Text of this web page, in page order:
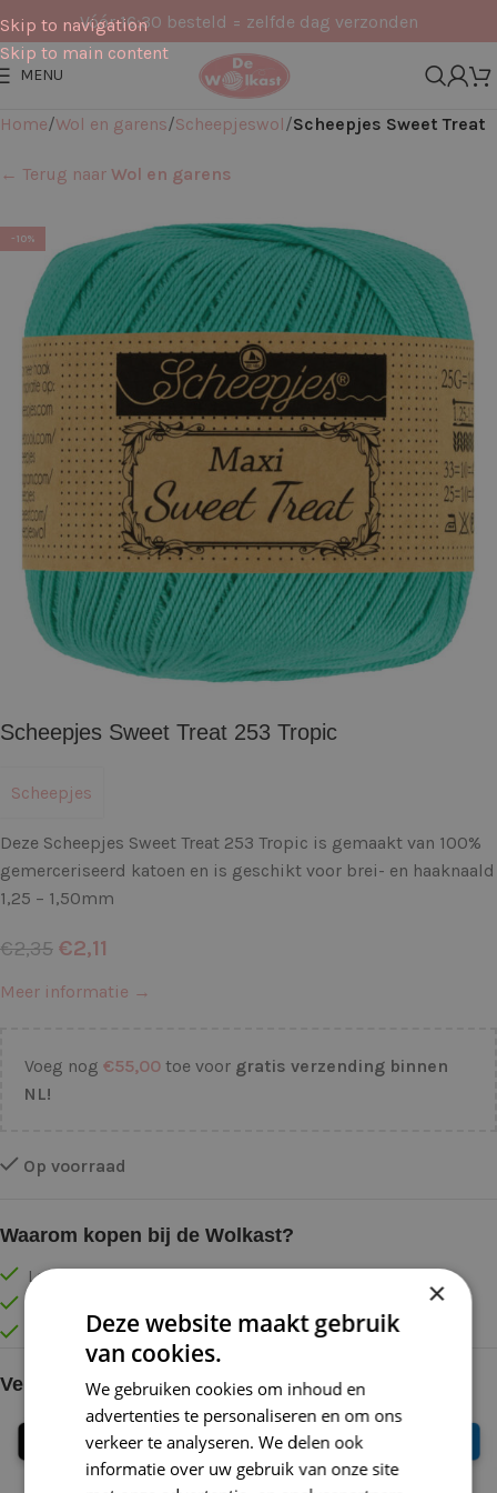
Skip to navigation
Skip to main content
Vóór 16:30 besteld = zelfde dag verzonden
MENU
Home Wol en garens Scheepjeswol Scheepjes Sweet Treat
← Terug naar Wol en garens
-10%
Scheepjes Sweet Treat 253 Tropic
Scheepjes
Deze Scheepjes Sweet Treat 253 Tropic is gemaakt van 100%
gemerceriseerd katoen en is geschikt voor brei- en haaknaald
1,25 – 1,50mm
€2,35 €2,11
Meer informatie →
Voeg nog €55,00 toe voor gratis verzending binnen
NL!
Op voorraad
Waarom kopen bij de Wolkast?
Lage verzendkosten vanaf € 4,99 binnen NL
Gratis verzonden vanaf €55,-
Vóór 16:30 besteld = Zelfde (werk)dag verzonden
Veilig online betalen
×
Deze website maakt gebruik
van cookies.
We gebruiken cookies om inhoud en
advertenties te personaliseren en om ons
verkeer te analyseren. We delen ook
informatie over uw gebruik van onze site